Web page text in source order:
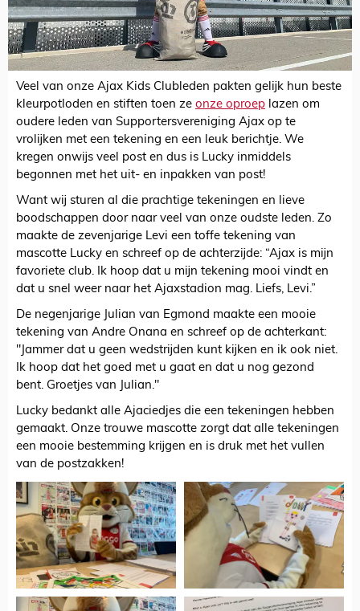
Veel van onze Ajax Kids Clubleden pakten gelijk hun beste
kleurpotloden en stiften toen ze onze oproep lazen om
oudere leden van Supportersvereniging Ajax op te
vrolijken met een tekening en een leuk berichtje. We
kregen onwijs veel post en dus is Lucky inmiddels
begonnen met het uit- en inpakken van post!
Want wij sturen al die prachtige tekeningen en lieve
boodschappen door naar veel van onze oudste leden. Zo
maakte de zevenjarige Levi een toffe tekening van
mascotte Lucky en schreef op de achterzijde: “Ajax is mijn
favoriete club. Ik hoop dat u mijn tekening mooi vindt en
dat u snel weer naar het Ajaxstadion mag. Liefs, Levi.”
De negenjarige Julian van Egmond maakte een mooie
tekening van Andre Onana en schreef op de achterkant:
"Jammer dat u geen wedstrijden kunt kijken en ik ook niet.
Ik hoop dat het goed met u gaat en dat u nog gezond
bent. Groetjes van Julian."
Lucky bedankt alle Ajaciedjes die een tekeningen hebben
gemaakt. Onze trouwe mascotte zorgt dat alle tekeningen
een mooie bestemming krijgen en is druk met het vullen
van de postzakken!